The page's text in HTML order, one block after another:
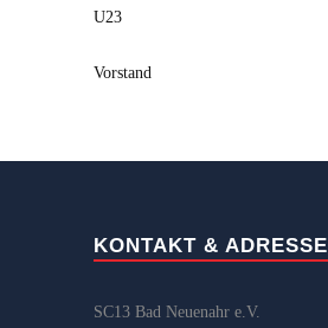
U23
Vorstand
KONTAKT & ADRESSE
SC13 Bad Neuenahr e.V.